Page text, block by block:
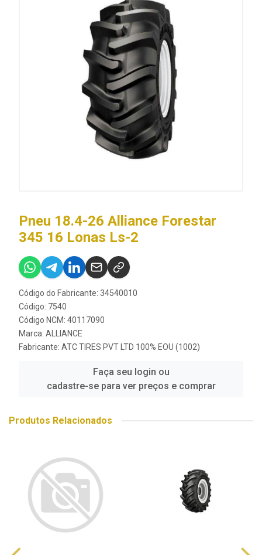
Pneu 18.4-26 Alliance Forestar
345 16 Lonas Ls-2
Código do Fabricante: 34540010
Código: 7540
Código NCM: 40117090
Marca: ALLIANCE
Fabricante: ATC TIRES PVT LTD 100% EOU (1002)
Faça seu login ou
cadastre-se para ver preços e comprar
Produtos Relacionados